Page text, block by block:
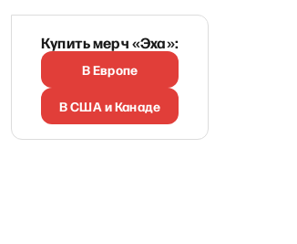
Купить мерч «Эха»:
В Европе
В США и Канаде